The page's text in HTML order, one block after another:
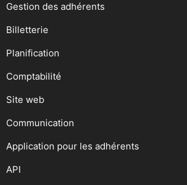
Gestion des adhérents
Billetterie
Planification
Comptabilité
Site web
Communication
Application pour les adhérents
API